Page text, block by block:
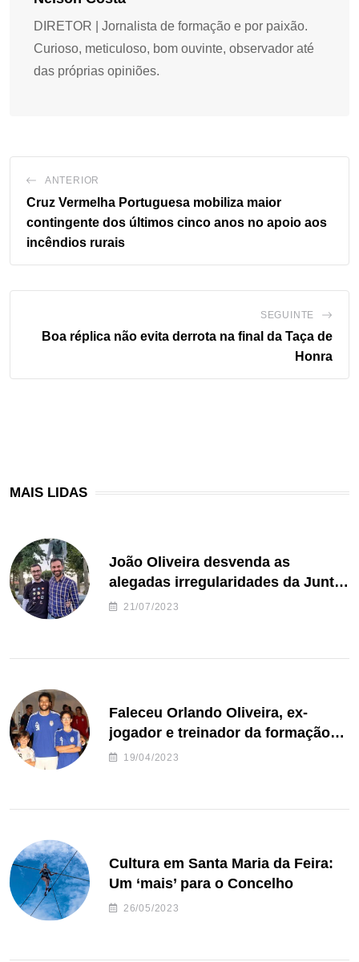
DIRETOR | Jornalista de formação e por paixão.
Curioso, meticuloso, bom ouvinte, observador até
das próprias opiniões.
ANTERIOR
Cruz Vermelha Portuguesa mobiliza maior
contingente dos últimos cinco anos no apoio aos
incêndios rurais
SEGUINTE
Boa réplica não evita derrota na final da Taça de
Honra
MAIS LIDAS
João Oliveira desvenda as
alegadas irregularidades da Junta
de Freguesia S. João de Ver
21/07/2023
Faleceu Orlando Oliveira, ex-
jogador e treinador da formação
de andebol do Feirense
19/04/2023
Cultura em Santa Maria da Feira:
Um ‘mais’ para o Concelho
26/05/2023